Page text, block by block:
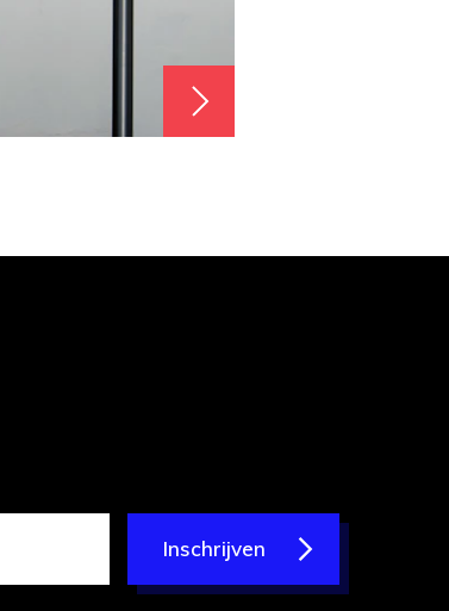
Inschrijven